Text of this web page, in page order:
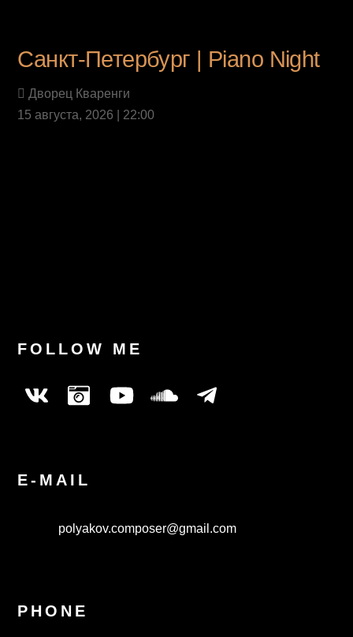
Санкт-Петербург | Piano Night
Дворец Кваренги
15 августа, 2026 | 22:00
FOLLOW ME
E-MAIL
polyakov.composer@gmail.com
PHONE